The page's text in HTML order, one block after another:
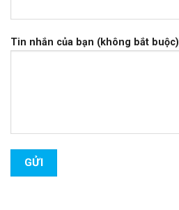
Tin nhắn của bạn (không bắt buộc)